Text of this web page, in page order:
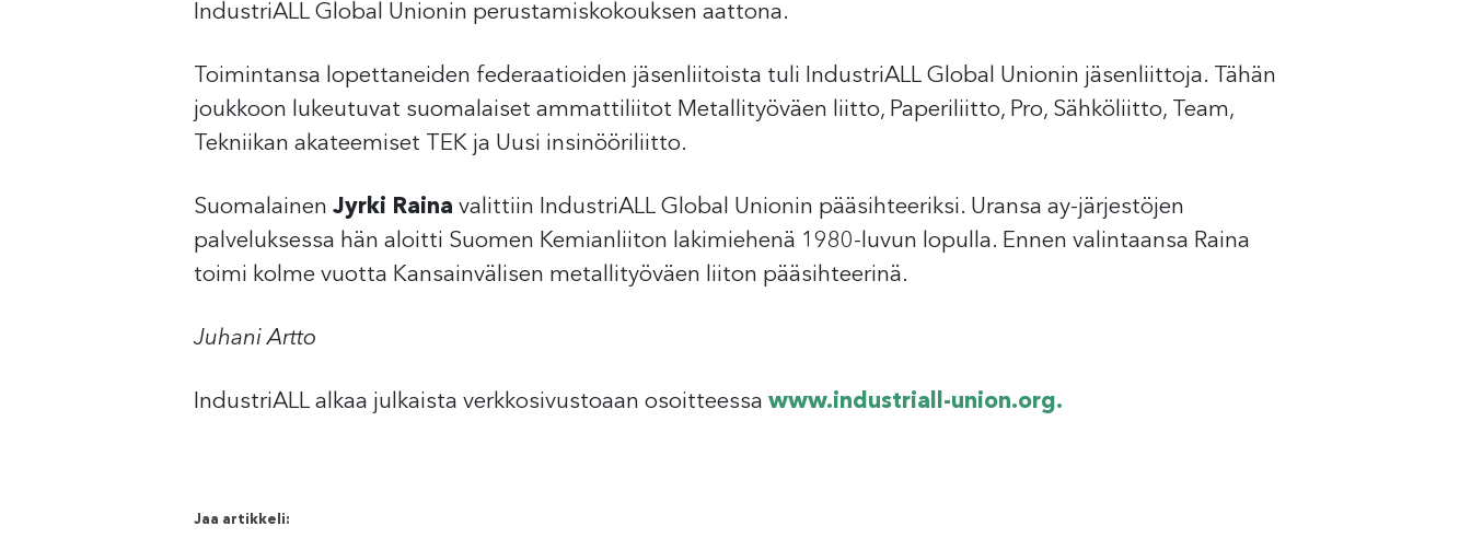
IndustriALL Global Unionin perustamiskokouksen aattona.
Toimintansa lopettaneiden federaatioiden jäsenliitoista tuli IndustriALL Global Unionin jäsenliittoja. Tähän
joukkoon lukeutuvat suomalaiset ammattiliitot Metallityöväen liitto, Paperiliitto, Pro, Sähköliitto, Team,
Tekniikan akateemiset TEK ja Uusi insinööriliitto.
Suomalainen Jyrki Raina valittiin IndustriALL Global Unionin pääsihteeriksi. Uransa ay-järjestöjen
palveluksessa hän aloitti Suomen Kemianliiton lakimiehenä 1980-luvun lopulla. Ennen valintaansa Raina
toimi kolme vuotta Kansainvälisen metallityöväen liiton pääsihteerinä.
Juhani Artto
IndustriALL alkaa julkaista verkkosivustoaan osoitteessa www.industriall-union.org.
Jaa artikkeli: